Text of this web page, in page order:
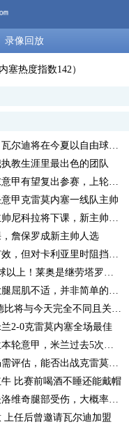
录像回放
塞热度指数142）
在今夏以自由球员身份离开
教生涯里最出色的团队
参赛，上轮联赛已进入比赛名单
甲克雷莫内塞一线队主帅
下课，新主帅可能是卢卡·戈蒂
詹保罗成新主帅人选
对卡利亚里时阻挡门将犯规
莱奥是继劳塔罗之后第二人
不适，并非简单的肌肉痉挛
今天完全不同且关乎个人荣誉
2-0克雷莫内塞全场最佳
米兰过去5次被他执法未尝胜绩
，能否出战克雷莫内塞成疑
比赛前喝酒不睡还能戴帽
部受伤，大概率将缺战帕尔马
任后曾邀请瓦尔迪加盟